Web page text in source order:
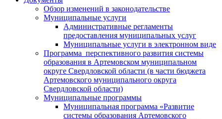
Обзор изменений в законодательстве
Муниципальные услуги
Административные регламенты
предоставления муниципальных услуг
Муниципальные услуги в электронном виде
Программа перспективного развития системы
образования в Артемовском муниципальном
округе Свердловской области (в части бюджета
Артемовского муниципального округа
Свердловской области)
Муниципальные программы
Муниципальная программа «Развитие
системы образования Артемовского